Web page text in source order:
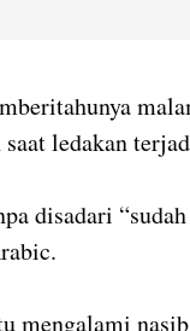
ledakan
disadari
mengalami